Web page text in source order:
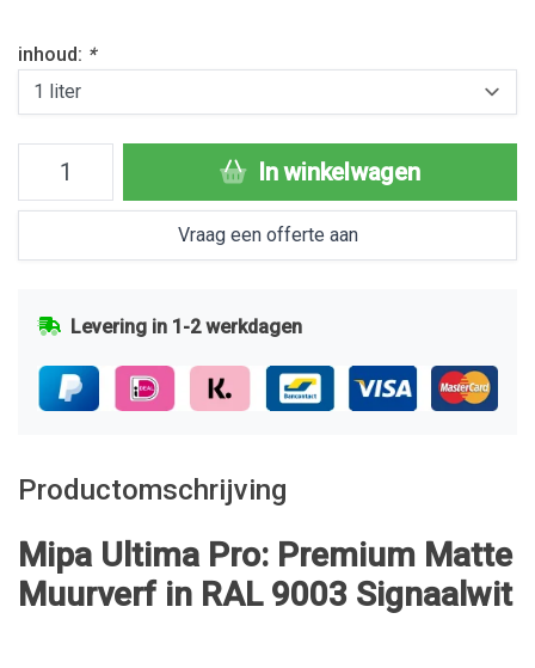
inhoud: *
In winkelwagen
Vraag een offerte aan
Levering in 1-2 werkdagen
Productomschrijving
Mipa Ultima Pro: Premium Matte
Muurverf in RAL 9003 Signaalwit